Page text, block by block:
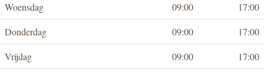
Woensdag
09:00
17:00
Donderdag
09:00
17:00
Vrijdag
09:00 17:00